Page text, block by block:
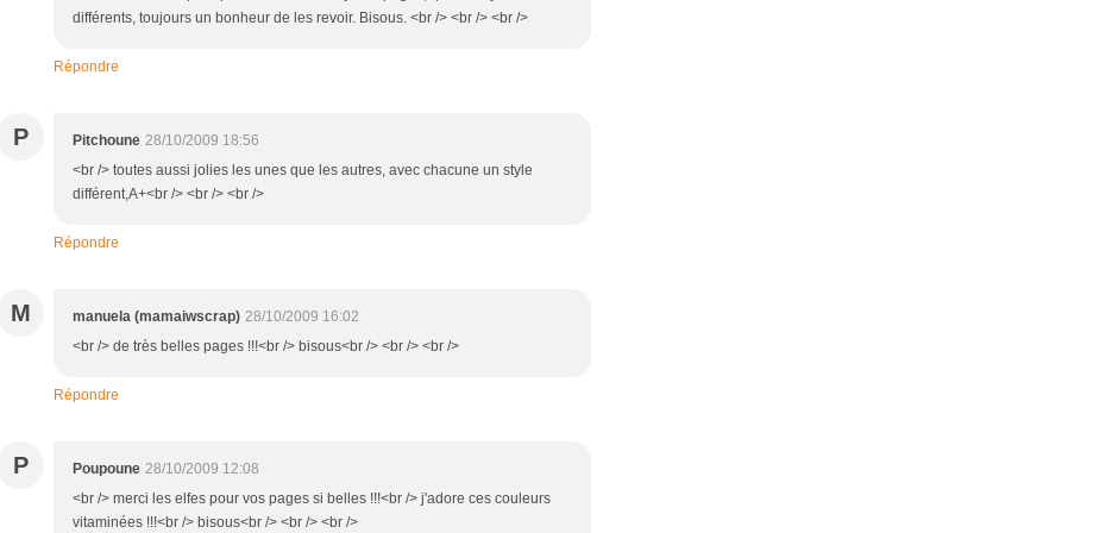
différents, toujours un bonheur de les revoir. Bisous. <br /> <br /> <br />
Répondre
P Pitchoune 28/10/2009 18:56
<br /> toutes aussi jolies les unes que les autres, avec chacune un style
différent,A+<br /> <br /> <br />
Répondre
M manuela (mamaiwscrap) 28/10/2009 16:02
<br /> de très belles pages !!!<br /> bisous<br /> <br /> <br />
Répondre
P Poupoune 28/10/2009 12:08
<br /> merci les elfes pour vos pages si belles !!!<br /> j'adore ces couleurs
vitaminées !!!<br /> bisous<br /> <br /> <br />